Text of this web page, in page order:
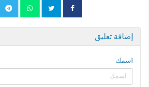
إضافة تعليق
اسمك